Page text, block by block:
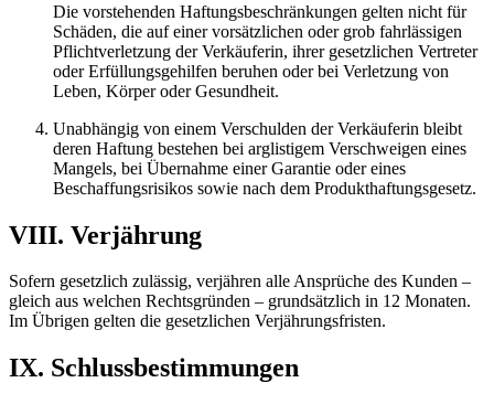
Die vorstehenden Haftungsbeschränkungen gelten nicht für
Schäden, die auf einer vorsätzlichen oder grob fahrlässigen
Pflichtverletzung der Verkäuferin, ihrer gesetzlichen Vertreter
oder Erfüllungsgehilfen beruhen oder bei Verletzung von
Leben, Körper oder Gesundheit.
Unabhängig von einem Verschulden der Verkäuferin bleibt
deren Haftung bestehen bei arglistigem Verschweigen eines
Mangels, bei Übernahme einer Garantie oder eines
Beschaffungsrisikos sowie nach dem Produkthaftungsgesetz.
VIII. Verjährung
Sofern gesetzlich zulässig, verjähren alle Ansprüche des Kunden –
gleich aus welchen Rechtsgründen – grundsätzlich in 12 Monaten.
Im Übrigen gelten die gesetzlichen Verjährungsfristen.
IX. Schlussbestimmungen